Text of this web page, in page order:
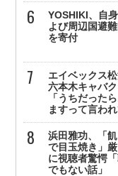
YOSHIKI、自
よび周辺国避
を寄付
エイベックス
六本木キャバ
「うちだった
ますって言わ
浜田雅功、「
で目玉焼き」
に視聴者驚愕
でもない話」